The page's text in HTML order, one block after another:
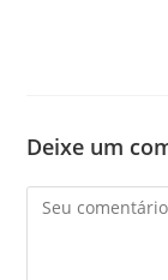
Deixe um
Comentário